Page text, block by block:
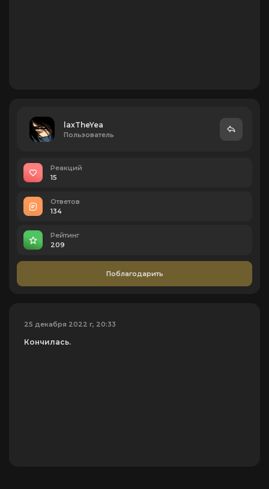
laxTheYea
Пользователь
Реакций
15
Ответов
134
Рейтинг
209
Поблагодарить
25 декабря 2022 г, 20:33
Кончилась.